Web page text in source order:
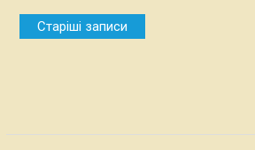
Навігація
за
Старіші записи